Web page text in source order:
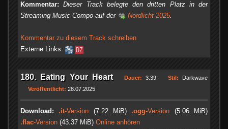
Kommentar:
Dieser Track belegte den dritten Platz in der
Streaming Music Compo auf der
Nordlicht 2025.
Kommentar zu diesem Track schreiben
Externe Links:
180. Eating Your Heart Dauer: 3:39 Stil: Darkwave
Veröffentlicht: 28.07.2025
Download: .it-Version (7.22 MiB).ogg-Version (5.06 MiB)
.flac-Version (43.37 MiB) Online anhören